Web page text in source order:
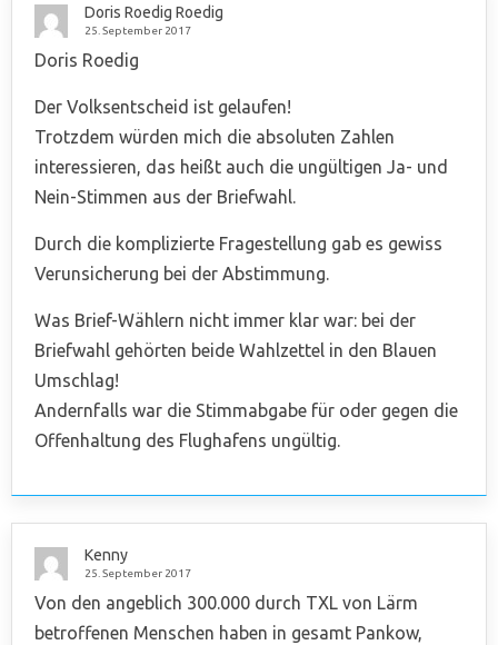
Doris Roedig Roedig
25. September 2017
Doris Roedig
Der Volksentscheid ist gelaufen!
Trotzdem würden mich die absoluten Zahlen
interessieren, das heißt auch die ungültigen Ja- und
Nein-Stimmen aus der Briefwahl.
Durch die komplizierte Fragestellung gab es gewiss
Verunsicherung bei der Abstimmung.
Was Brief-Wählern nicht immer klar war: bei der
Briefwahl gehörten beide Wahlzettel in den Blauen
Umschlag!
Andernfalls war die Stimmabgabe für oder gegen die
Offenhaltung des Flughafens ungültig.
Kenny
25. September 2017
Von den angeblich 300.000 durch TXL von Lärm
betroffenen Menschen haben in gesamt Pankow,